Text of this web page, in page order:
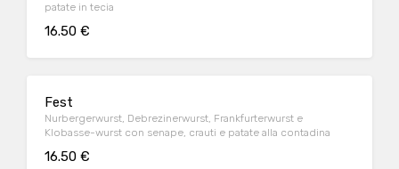
patate in tecia
16.50 €
Fest
Nurbergerwurst, Debrezinerwurst, Frankfurterwurst e
Klobasse-wurst con senape, crauti e patate alla contadina
16.50 €